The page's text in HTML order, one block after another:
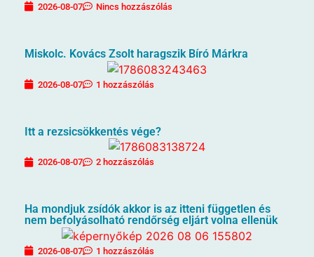
2026-08-07 Nincs hozzászólás
Miskolc. Kovács Zsolt haragszik Bíró Márkra
2026-08-07 1 hozzászólás
Itt a rezsicsökkentés vége?
2026-08-07 2 hozzászólás
Ha mondjuk zsídók akkor is az itteni független és
nem befolyásolható rendőrség eljárt volna ellenük
2026-08-07 1 hozzászólás